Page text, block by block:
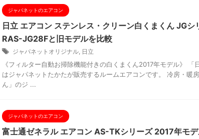
ジャパネットのエアコン
日立 エアコン ステンレス・クリーン白くまくん JG
RAS-JG28Fと旧モデルを比較
ジャパネットオリジナル, 日立
《フィルター自動お掃除機能付きの白くまくん2017年モデル》 「
はジャパネットたかたが販売するルームエアコンです。 冷房・暖
ん」のジ ...
ジャパネットのエアコン
富士通ゼネラル エアコン AS-TKシリーズ 2017年モ